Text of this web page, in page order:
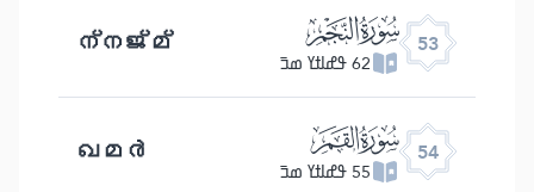
53 ﯢ
62 ߟߝߊߙߌ ߘߏ߫ ന്നജ്മ്
54 ﯣ
55 ߟߝߊߙߌ ߘߏ߫ ഖമർ